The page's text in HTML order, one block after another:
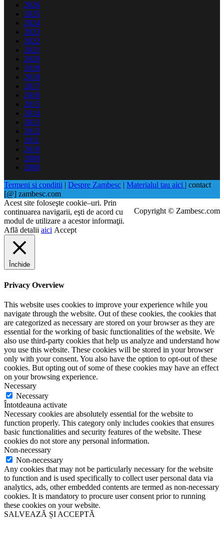
2026
2025
2024
2023
2022
2021
2020
2019
2018
2017
2016
2015
2014
2013
2012
2011
2010
2009
2008
Termeni si conditii | Despre Zambesc | Materialul tau aici | contact
[@] zambesc.com
Copyright © Zambesc.com
Acest site foloseşte cookie–uri. Prin
continuarea navigarii, eşti de acord cu
modul de utilizare a acestor informaţii.
Află detalii aici Accept
Închide
Privacy Overview
This website uses cookies to improve your experience while you
navigate through the website. Out of these cookies, the cookies that
are categorized as necessary are stored on your browser as they are
essential for the working of basic functionalities of the website. We
also use third-party cookies that help us analyze and understand how
you use this website. These cookies will be stored in your browser
only with your consent. You also have the option to opt-out of these
cookies. But opting out of some of these cookies may have an effect
on your browsing experience.
Necessary
Necessary
Întotdeauna activate
Necessary cookies are absolutely essential for the website to
function properly. This category only includes cookies that ensures
basic functionalities and security features of the website. These
cookies do not store any personal information.
Non-necessary
Non-necessary
Any cookies that may not be particularly necessary for the website
to function and is used specifically to collect user personal data via
analytics, ads, other embedded contents are termed as non-necessary
cookies. It is mandatory to procure user consent prior to running
these cookies on your website.
SALVEAZĂ ȘI ACCEPTĂ